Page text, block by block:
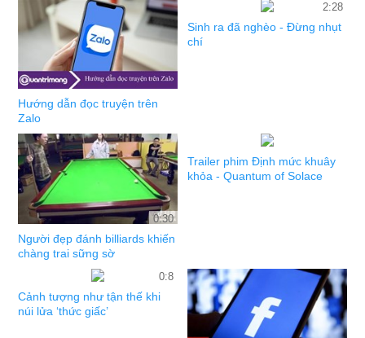
Hướng dẫn đọc truyện trên
Zalo
2:28
Sinh ra đã nghèo - Đừng nhụt
chí
0:30
Người đẹp đánh billiards khiến
chàng trai sững sờ
Trailer phim Định mức khuây
khỏa - Quantum of Solace
0:8
Cảnh tượng như tận thế khi
núi lửa ‘thức giấc’